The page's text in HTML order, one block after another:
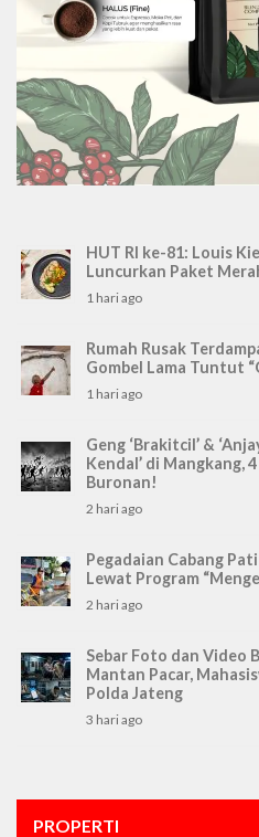
HUT RI ke-81: Louis
Luncurkan Paket
1 hari ago
Rumah Rusak
Gombel Lama Tuntut
1 hari ago
Geng ‘Brakitcil’ &
Kendal’ di Mangkang,
Buronan!
2 hari ago
Pegadaian Cabang
Lewat Program
2 hari ago
Sebar Foto dan Video
Mantan Pacar,
Polda Jateng
3 hari ago
PROPERTI